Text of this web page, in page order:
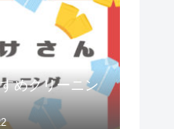
めクリーニン